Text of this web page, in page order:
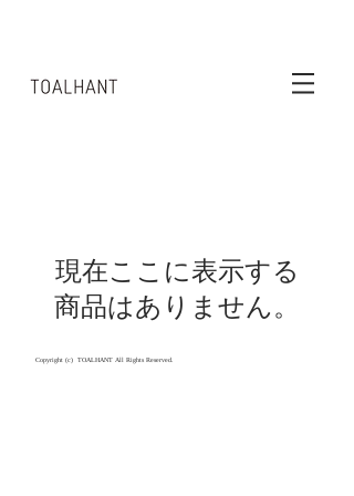
現在ここに表示する
商品はありません。
Copyright (c) TOALHANT All Rights Reserved.